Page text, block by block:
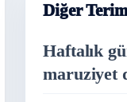
Diğer
Haftalık
maruziyet